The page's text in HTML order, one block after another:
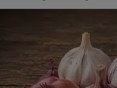
Saatgut der